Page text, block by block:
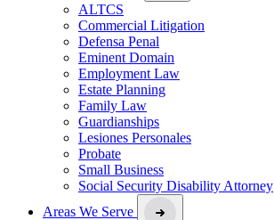
ALTCS
Commercial Litigation
Defensa Penal
Eminent Domain
Employment Law
Estate Planning
Family Law
Guardianships
Lesiones Personales
Probate
Small Business
Social Security Disability Attorney
Areas We Serve